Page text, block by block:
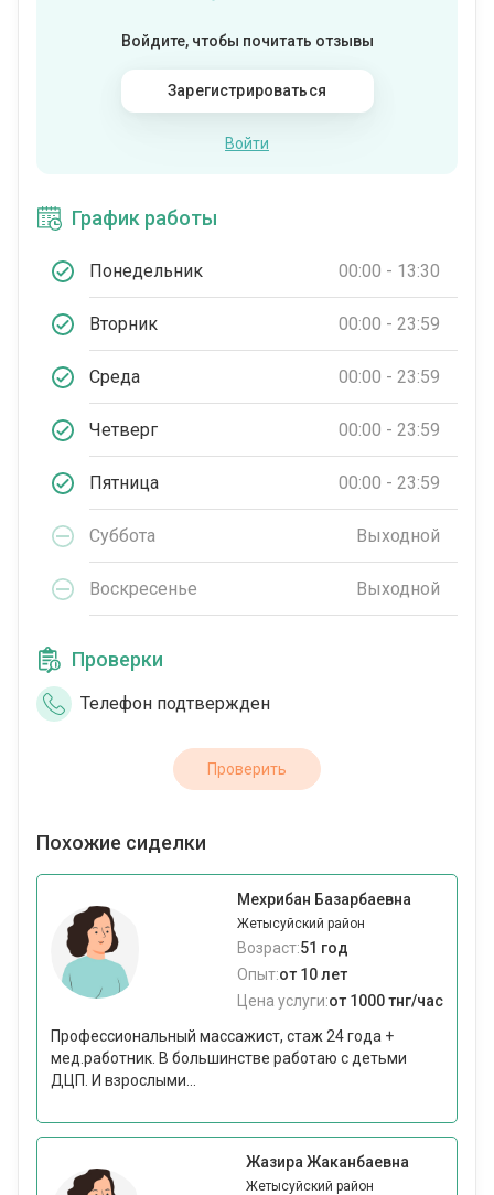
Войдите, чтобы почитать отзывы
Зарегистрироваться
Войти
График работы
Понедельник 00:00 - 13:30
Вторник 00:00 - 23:59
Среда 00:00 - 23:59
Четверг 00:00 - 23:59
Пятница 00:00 - 23:59
Суббота Выходной
Воскресенье Выходной
Проверки
Телефон подтвержден
Проверить
Похожие сиделки
Мехрибан Базарбаевна
Жетысуйский район
Возраст:51 год
Опыт:от 10 лет
Цена услуги:от 1000 тнг/час
Профессиональный массажист, стаж 24 года +
мед.работник. В большинстве работаю с детьми
ДЦП. И взрослыми...
Жазира Жаканбаевна
Жетысуйский район